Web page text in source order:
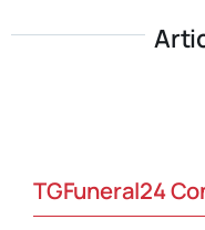
TGFuneral24